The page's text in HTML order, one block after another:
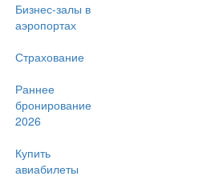
Бизнес-залы в
аэропортах
Страхование
Раннее
бронирование
2026
Купить
авиабилеты